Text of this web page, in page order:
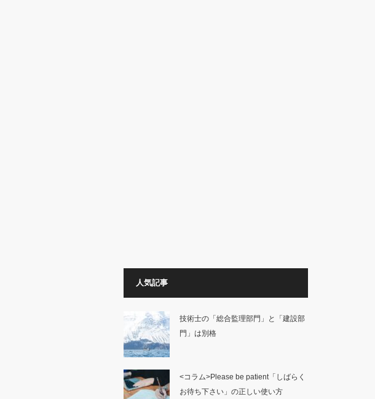
人気記事
技術士の「総合監理部門」と「建設部
門」は別格
<コラム>Please be patient「しばらく
お待ち下さい」の正しい使い方